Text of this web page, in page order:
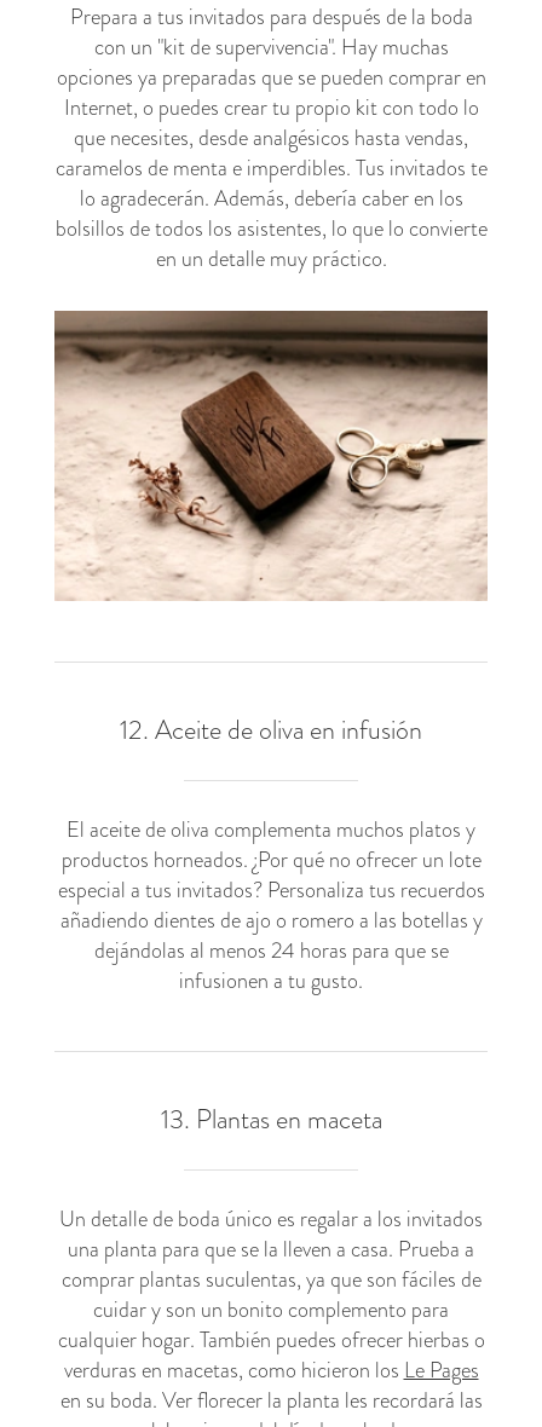
Prepara a tus invitados para después de la boda
con un "kit de supervivencia". Hay muchas
opciones ya preparadas que se pueden comprar en
Internet, o puedes crear tu propio kit con todo lo
que necesites, desde analgésicos hasta vendas,
caramelos de menta e imperdibles. Tus invitados te
lo agradecerán. Además, debería caber en los
bolsillos de todos los asistentes, lo que lo convierte
en un detalle muy práctico.
12. Aceite de oliva en infusión
El aceite de oliva complementa muchos platos y
productos horneados. ¿Por qué no ofrecer un lote
especial a tus invitados? Personaliza tus recuerdos
añadiendo dientes de ajo o romero a las botellas y
dejándolas al menos 24 horas para que se
infusionen a tu gusto.
13. Plantas en maceta
Un detalle de boda único es regalar a los invitados
una planta para que se la lleven a casa. Prueba a
comprar plantas suculentas, ya que son fáciles de
cuidar y son un bonito complemento para
cualquier hogar. También puedes ofrecer hierbas o
verduras en macetas, como hicieron los Le Pages
en su boda. Ver florecer la planta les recordará las